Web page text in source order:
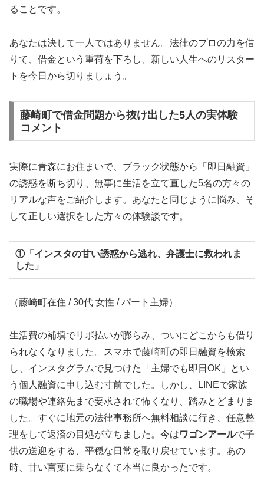
ることです。
あなたは決して一人ではありません。法律のプロの力を借
りて、借金という重荷を下ろし、新しい人生へのリスター
トを今日から切りましょう。
藤崎町で借金問題から抜け出した5人の実体験
コメント
実際に青森にお住まいで、ブラック状態から「即日融資」
の誘惑を断ち切り、無事に生活を立て直した5名の方々の
リアルな声をご紹介します。あなたと同じように悩み、そ
して正しい選択をした方々の体験談です。
①「インスタの甘い誘惑から逃れ、弁護士に救われま
した」
（藤崎町在住 / 30代 女性 / パート主婦）
生活費の補填でリボ払いが膨らみ、ついにどこからも借り
られなくなりました。スマホで藤崎町の即日融資を検索
し、インスタグラムで見つけた「主婦でも即日OK」とい
う個人融資に申し込む寸前でした。しかし、LINEで家族
の職場や連絡先まで要求されて怖くなり、踏みとどまりま
した。すぐに地元の法律事務所へ無料相談に行き、任意整
理をして返済の目処が立ちました。今はワゴンアールで子
供の送迎をする、平穏な日常を取り戻せています。あの
時、甘い言葉に乗らなくて本当に良かったです。